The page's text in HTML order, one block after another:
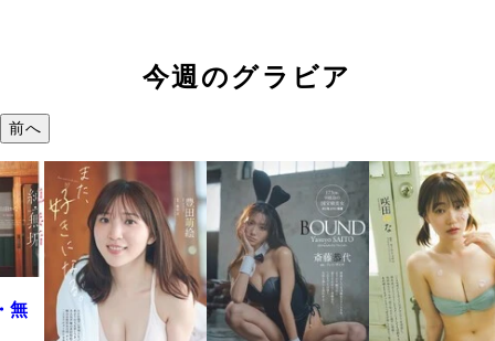
今週のグラビア
前へ